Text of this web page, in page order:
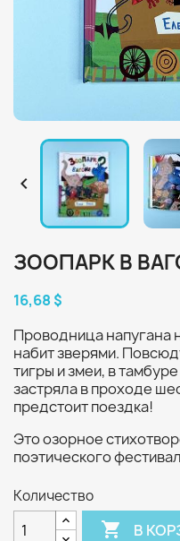

ЗООПАРК В
16,68 $
Проводница напугана
набит зверями.
тигры и змеи, в
застряла в проходе
предстоит поездка!
Это озорное
поэтического
Количество
 В